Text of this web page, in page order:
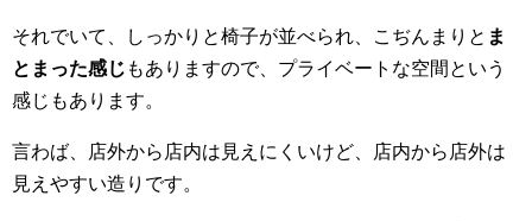
それでいて、しっかりと椅子が並べられ、こぢんまりと ま
とまった感じ もありますので、プライベートな空間という
感じもあります。
言わば、店外から店内は見えにくいけど、店内から店外は
見えやすい造りです。